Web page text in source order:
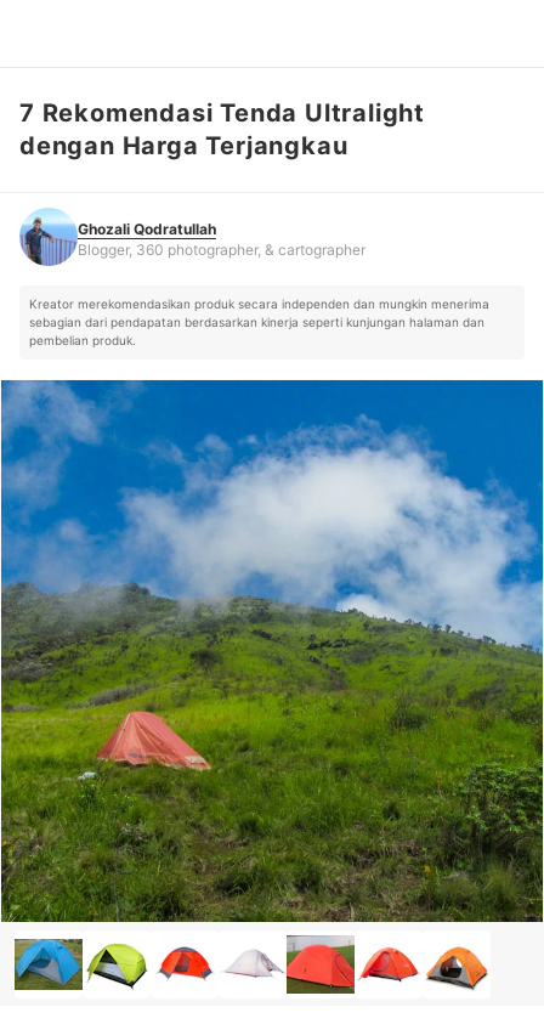
Ghozali Qodratullah
7 Rekomendasi Tenda Ultralight
dengan Harga Terjangkau
Ghozali Qodratullah
Blogger, 360 photographer, & cartographer
Kreator merekomendasikan produk secara independen dan mungkin menerima
sebagian dari pendapatan berdasarkan kinerja seperti kunjungan halaman dan
pembelian produk.